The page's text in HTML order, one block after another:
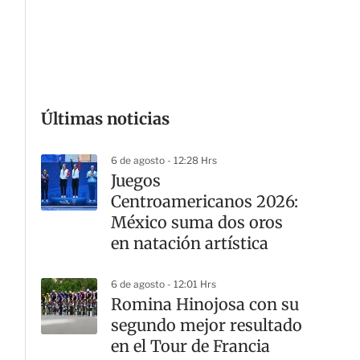
Últimas noticias
6 de agosto - 12:28 Hrs
Juegos
Centroamericanos 2026:
México suma dos oros
en natación artística
6 de agosto - 12:01 Hrs
Romina Hinojosa con su
segundo mejor resultado
en el Tour de Francia